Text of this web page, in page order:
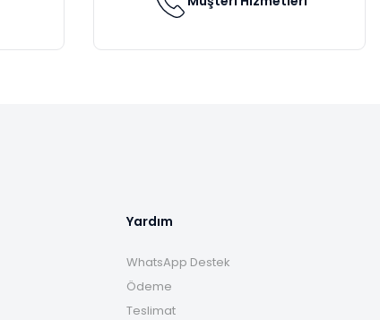
Yardım
WhatsApp Destek
Ödeme
Teslimat